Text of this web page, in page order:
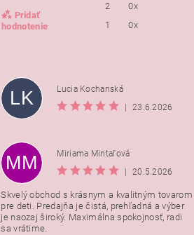
Pridať
hodnotenie
2
0x
1
0x
Vložením hodnotenie súhlasíte s
podmienkami ochrany osobných
LK
Lucia Kochanská
23.6.2026
MM
Miriama Mintaľová
20.5.2026
Skvelý obchod s krásnym a kvalitným tovarom
pre deti. Predajňa je čistá, prehľadná a výber
je naozaj široký. Maximálna spokojnosť, radi
sa vrátime.